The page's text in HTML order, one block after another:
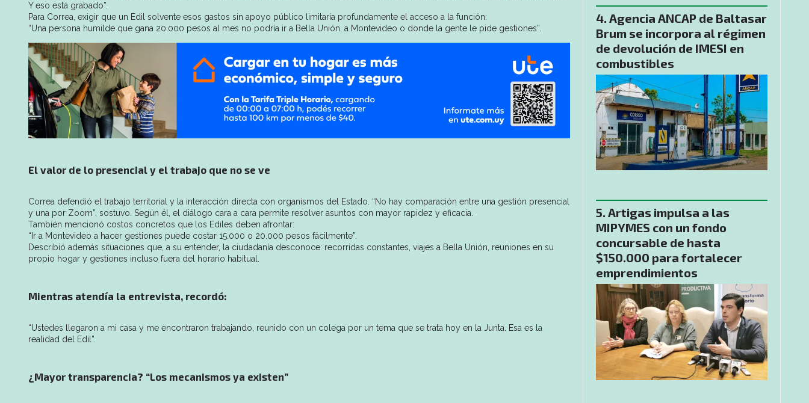
Y eso está grabado”.
Para Correa, exigir que un Edil solvente esos gastos sin apoyo público limitaría profundamente el acceso a la función:
“Una persona humilde que gana 20.000 pesos al mes no podría ir a Bella Unión, a Montevideo o donde la gente le pide gestiones”.
El valor de lo presencial y el trabajo que no se ve
Correa defendió el trabajo territorial y la interacción directa con organismos del Estado. “No hay comparación entre una gestión presencial
y una por Zoom”, sostuvo. Según él, el diálogo cara a cara permite resolver asuntos con mayor rapidez y eficacia.
También mencionó costos concretos que los Ediles deben afrontar:
“Ir a Montevideo a hacer gestiones puede costar 15.000 o 20.000 pesos fácilmente”.
Describió además situaciones que, a su entender, la ciudadanía desconoce: recorridas constantes, viajes a Bella Unión, reuniones en su
propio hogar y gestiones incluso fuera del horario habitual.
Mientras atendía la entrevista, recordó:
“Ustedes llegaron a mi casa y me encontraron trabajando, reunido con un colega por un tema que se trata hoy en la Junta. Esa es la
realidad del Edil”.
¿Mayor transparencia? “Los mecanismos ya existen”
Agencia ANCAP de Baltasar
Brum se incorpora al régimen
de devolución de IMESI en
combustibles
Artigas impulsa a las
MIPYMES con un fondo
concursable de hasta
$150.000 para fortalecer
emprendimientos